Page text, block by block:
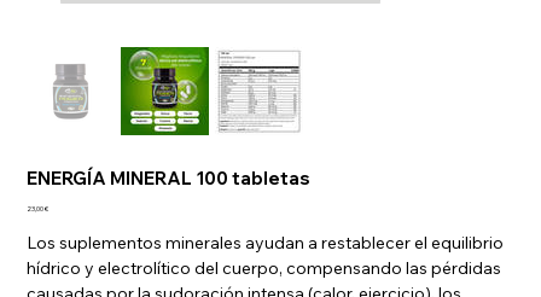
ENERGÍA MINERAL 100 tabletas
Precio
23,00 €
Los suplementos minerales ayudan a restablecer el equilibrio
hídrico y electrolítico del cuerpo, compensando las pérdidas